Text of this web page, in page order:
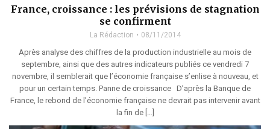
France, croissance : les prévisions de stagnation
se confirment
La Rédaction 08/11/2014
Après analyse des chiffres de la production industrielle au mois de
septembre, ainsi que des autres indicateurs publiés ce vendredi 7
novembre, il semblerait que l’économie française s’enlise à nouveau, et
pour un certain temps. Panne de croissance D’après la Banque de
France, le rebond de l’économie française ne devrait pas intervenir avant
la fin de […]